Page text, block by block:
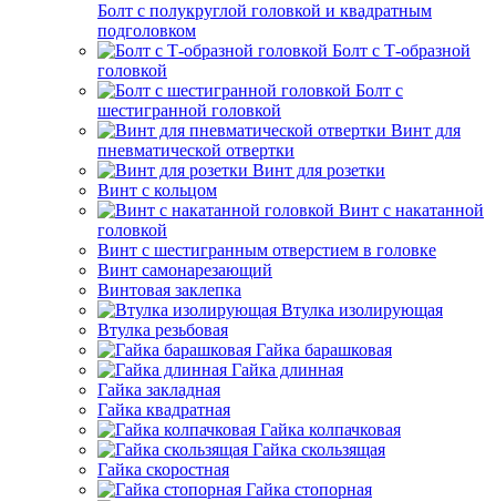
Болт с полукруглой головкой и квадратным
подголовком
Болт с Т-образной
головкой
Болт с
шестигранной головкой
Винт для
пневматической отвертки
Винт для розетки
Винт с кольцом
Винт с накатанной
головкой
Винт с шестигранным отверстием в головке
Винт самонарезающий
Винтовая заклепка
Втулка изолирующая
Втулка резьбовая
Гайка барашковая
Гайка длинная
Гайка закладная
Гайка квадратная
Гайка колпачковая
Гайка скользящая
Гайка скоростная
Гайка стопорная